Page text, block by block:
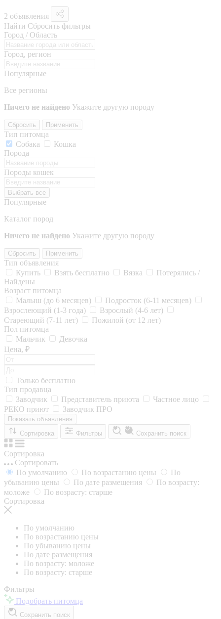
2 объявления
Найти Сбросить фильтры
Город / Область
Город, регион
Популярные
Все регионы
Ничего не найдено Укажите другую породу
Сбросить Применить
Тип питомца
Собака
Кошка
Порода
Породы кошек
Выбрать все
Популярные
Каталог пород
Ничего не найдено Укажите другую породу
Сбросить Применить
Тип объявления
Купить
Взять бесплатно Вязка
Потерялись /
Найдены
Возраст питомца
Малыш (до 6 месяцев)
Подросток (6-11 месяцев)
Взрослеющий (1-3 года)
Взрослый (4-6 лет)
Стареющий (7-11 лет)
Пожилой (от 12 лет)
Пол питомца
Мальчик
Девочка
Цена, ₽
Только бесплатно
Тип продавца
Заводчик
Представитель приюта
Частное лицо
РЕКО приют
Заводчик ПРО
Показать объявления
Сортировка
Фильтры Сохранить поиск
Сортировка
Сортировать
По умолчанию
По возрастанию цены
По
убыванию цены
По дате размещения
По возрасту:
моложе
По возрасту: старше
Сортировка
По умолчанию
По возрастанию цены
По убыванию цены
По дате размещения
По возрасту: моложе
По возрасту: старше
Фильтры
Подобрать питомца
Сохранить поиск